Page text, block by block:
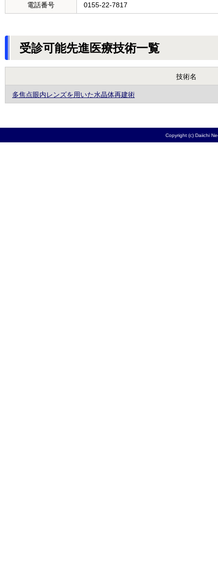
電話番号 0155-22-7817
受診可能先進医療技術一覧
技術名
多焦点眼内レンズを用いた水晶体再建術
Copyright (c) Daiichi